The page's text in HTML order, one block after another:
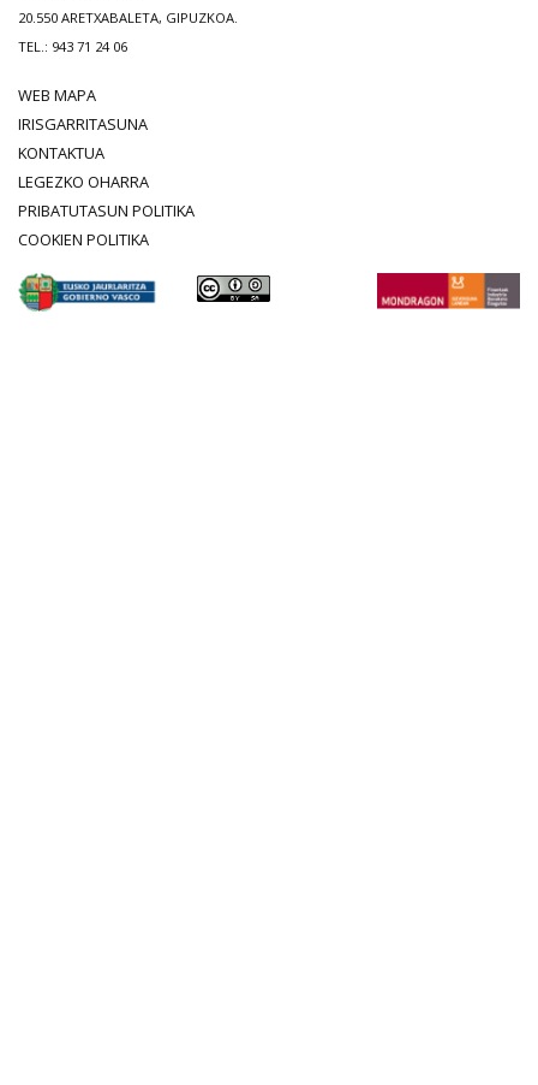
20.550 ARETXABALETA, GIPUZKOA.
TEL.: 943 71 24 06
WEB MAPA
IRISGARRITASUNA
KONTAKTUA
LEGEZKO OHARRA
PRIBATUTASUN POLITIKA
COOKIEN POLITIKA